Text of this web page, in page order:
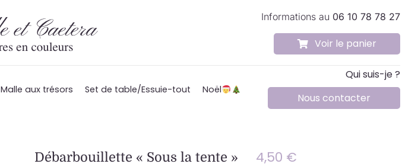
Informations au 06 10 78 78 27
Voir le panier
Malle aux trésors Set de table/Essuie-tout Noël
Qui suis-je ?
Nous contacter
Débarbouillette « Sous la tente » 4,50 €